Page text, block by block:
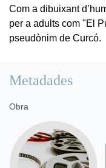
Com a dibuixant
per a adults com "El
pseudònim de Curcó.
Metadades
Obra